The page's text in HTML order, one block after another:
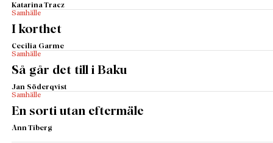
Katarina Tracz
Samhälle
I korthet
Cecilia Garme
Samhälle
Så går det till i Baku
Jan Söderqvist
Samhälle
En sorti utan eftermäle
Ann Tiberg